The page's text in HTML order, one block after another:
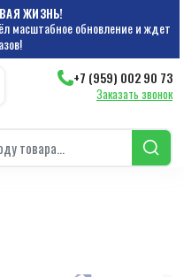
ЖИЗНЬ!
масштабное обновление и ждет
+7 (959) 002 90 73
Заказать звонок